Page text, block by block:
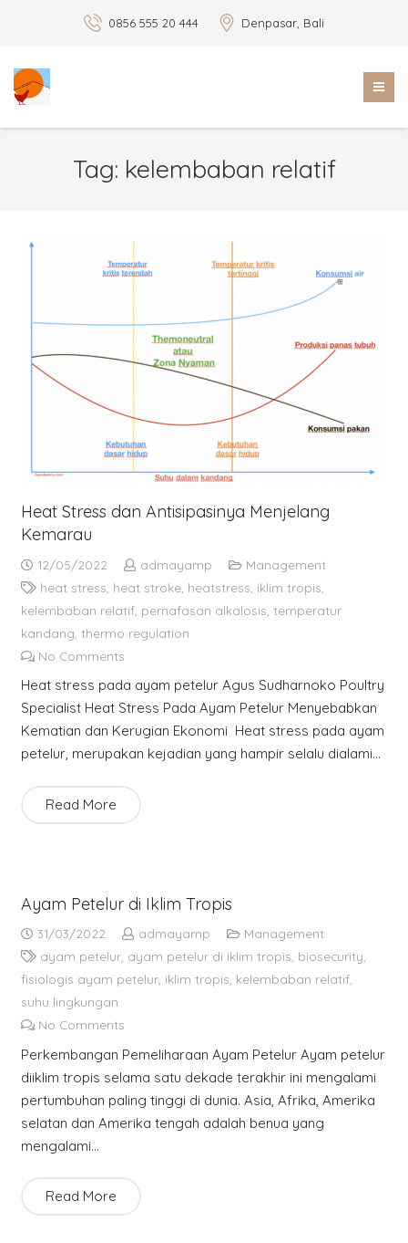
0856 555 20 444 Denpasar, Bali
Tag: kelembaban relatif
Heat Stress dan Antisipasinya Menjelang
Kemarau
12/05/2022 admayamp
Management
heat stress heat stroke, heatstress iklim tropis
kelembaban relatif, pernafasan alkalosis temperatur
kandang thermo regulation
No Comments
Heat stress pada ayam petelur Agus Sudharnoko Poultry
Specialist Heat Stress Pada Ayam Petelur Menyebabkan
Kematian dan Kerugian Ekonomi Heat stress pada ayam
petelur, merupakan kejadian yang hampir selalu dialami…
Read More
Ayam Petelur di Iklim Tropis
31/03/2022 admayamp
Management
ayam petelur, ayam petelur di iklim tropis biosecurity
fisiologis ayam petelur, iklim tropis kelembaban relatif,
suhu lingkungan
No Comments
Perkembangan Pemeliharaan Ayam Petelur Ayam petelur
diiklim tropis selama satu dekade terakhir ini mengalami
pertumbuhan paling tinggi di dunia. Asia, Afrika, Amerika
selatan dan Amerika tengah adalah benua yang
mengalami…
Read More